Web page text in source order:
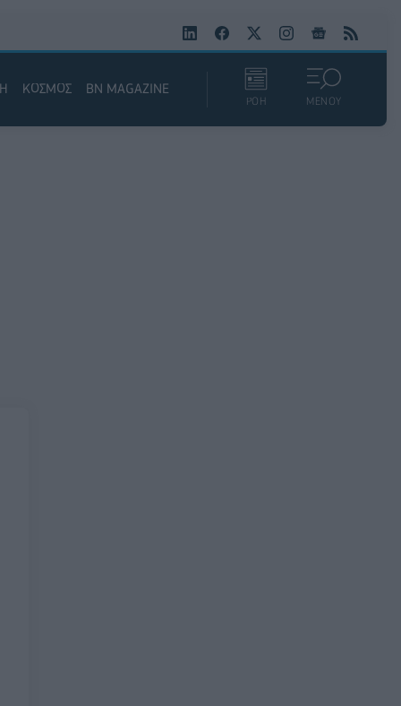
ΚΟΣΜΟΣ BN MAGAZINE
ΡΟΗ ΜΕΝΟΥ